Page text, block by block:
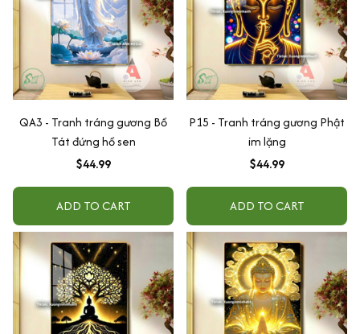
QA3 - Tranh tráng gương Bồ
Tát đứng hồ sen
$44.99
ADD TO CART
P15 - Tranh tráng gương Phật
im lặng
$44.99
ADD TO CART